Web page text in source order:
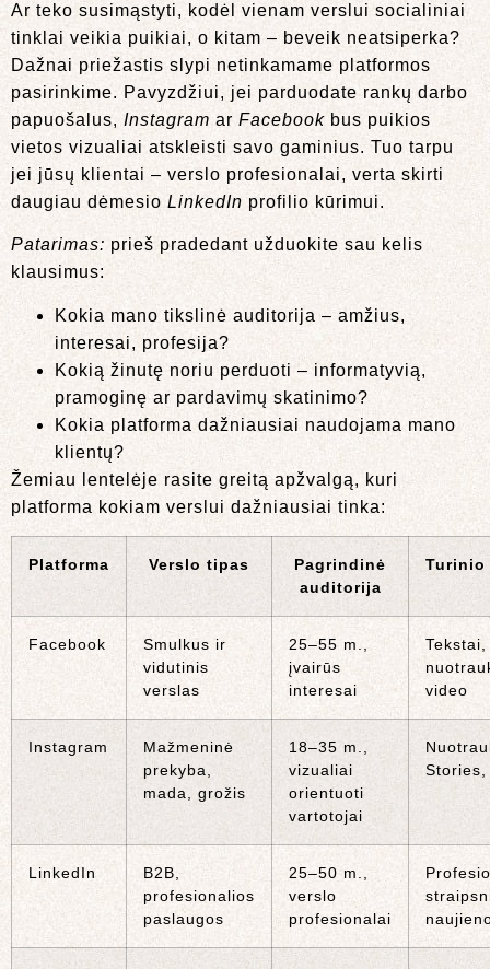
Ar teko susimąstyti, kodėl vienam verslui socialiniai
tinklai veikia puikiai, o kitam – beveik neatsiperka?
Dažnai priežastis slypi netinkamame platformos
pasirinkime. Pavyzdžiui, jei parduodate rankų darbo
papuošalus, Instagram ar Facebook bus puikios
vietos vizualiai atskleisti savo gaminius. Tuo tarpu
jei jūsų klientai – verslo profesionalai, verta skirti
daugiau dėmesio LinkedIn profilio kūrimui.
Patarimas: prieš pradedant užduokite sau kelis
klausimus:
Kokia mano tikslinė auditorija – amžius,
interesai, profesija?
Kokią žinutę noriu perduoti – informatyvią,
pramoginę ar pardavimų skatinimo?
Kokia platforma dažniausiai naudojama mano
klientų?
Žemiau lentelėje rasite greitą apžvalgą, kuri
platforma kokiam verslui dažniausiai tinka:
Platforma Verslo tipas
Pagrindinė
auditorija
Turinio
Facebook
Smulkus ir
vidutinis
verslas
25–55 m.,
įvairūs
interesai
Tekstai,
video
Instagram
Mažmeninė
prekyba,
mada, grožis
18–35 m.,
vizualiai
orientuoti
vartotojai
LinkedIn
B2B,
profesionalios
paslaugos
25–50 m.,
verslo
profesionalai